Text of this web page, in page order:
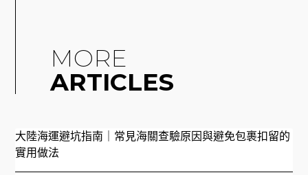
MORE
ARTICLES
大陸海運避坑指南｜常見海關查驗原因與避免包裹扣留的
實用做法